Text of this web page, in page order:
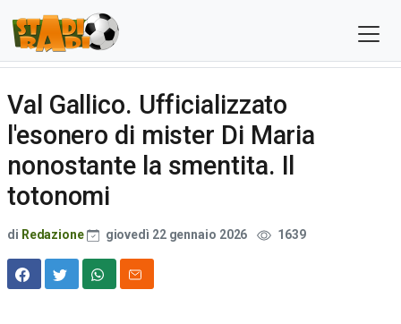
Val Gallico. Ufficializzato
l'esonero di mister Di Maria
nonostante la smentita. Il
totonomi
di Redazione giovedì 22 gennaio 2026 1639